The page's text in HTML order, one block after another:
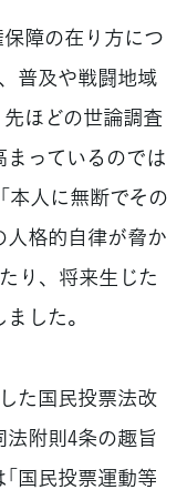
障の在り方につ
普及や戦闘地域
ほどの世論調査
っているのでは
本人に無断でその
格的自律が脅か
り、将来生じた
した。
た国民投票法改
附則4条の趣旨
国民投票運動等